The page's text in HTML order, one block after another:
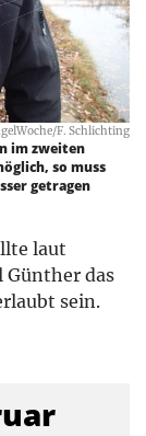
F. Schlichting
im zweiten
so muss
getragen
laut
Günther das
sein.